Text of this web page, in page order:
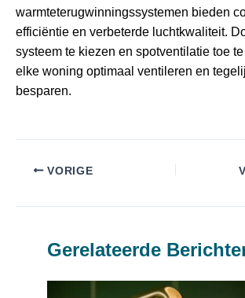
warmteterugwinningssystemen bieden
efficiëntie en verbeterde luchtkwaliteit.
systeem te kiezen en spotventilatie toe
elke woning optimaal ventileren en
besparen.
VORIGE
Gerelateerde